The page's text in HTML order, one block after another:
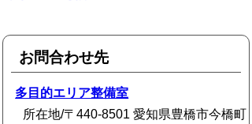
お問合わせ先
多目的エリア整備室
所在地/〒440-8501 愛知県豊橋市今橋町